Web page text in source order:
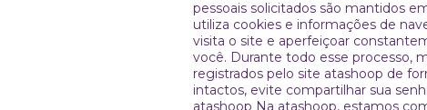
pessoais solicitados são mantidos
utiliza cookies e informações de
visita o site e aperfeiçoar
você. Durante todo esse processo,
registrados pelo site atashoop de
intactos, evite compartilhar sua
atashoop Na atashoop, estamos